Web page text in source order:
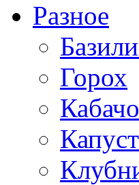
Разное
Горох